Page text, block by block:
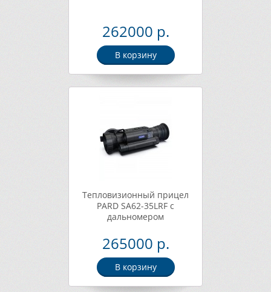
262000 р.
В корзину
Тепловизионный прицел
PARD SA62-35LRF с
дальномером
265000 р.
В корзину